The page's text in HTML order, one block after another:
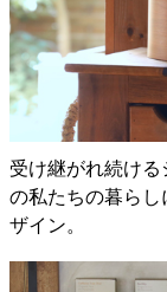
受け継がれ続け
の私たちの暮ら
ザイン。